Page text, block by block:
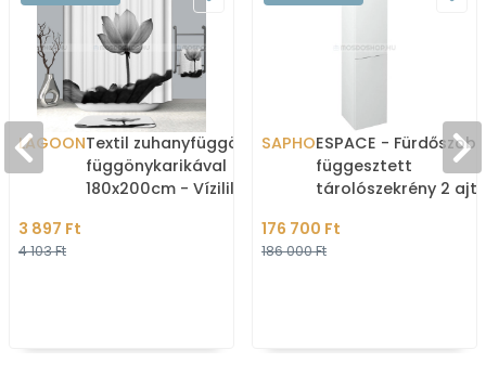
LAGOONTextil zuhanyfüggöny
függönykarikával
180x200cm - Vízililiom
3 897 Ft
4 103 Ft
SAPHOESPACE -
függesztett
tárolószekrény 2
fehér MDF
176 700 Ft
186 000 Ft